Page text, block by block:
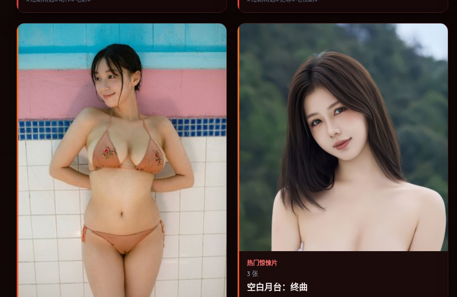
节推进，节奏与视听语言统一，可作为休闲观影或类型片补片的选
择。
人物选择与情节推进，节奏与视听语言统一，可作为休闲观影或类
型片补片的选择。
热门惊悚片
3 张
空白月台：终曲